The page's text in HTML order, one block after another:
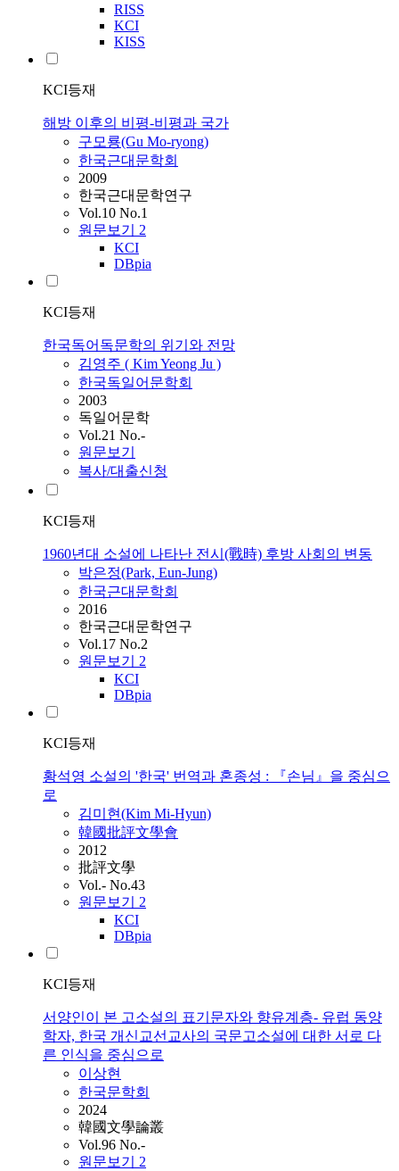
RISS
KCI
KISS
KCI등재
해방 이후의 비평-비평과 국가
구모룡(Gu Mo-ryong)
한국근대문학회
2009
한국근대문학연구
Vol.10 No.1
원문보기 2
KCI
DBpia
KCI등재
한국독어독문학의 위기와 전망
김영주 ( Kim Yeong Ju )
한국독일어문학회
2003
독일어문학
Vol.21 No.-
원문보기
복사/대출신청
KCI등재
1960년대 소설에 나타난 전시(戰時) 후방 사회의 변동
박은정(Park, Eun-Jung)
한국근대문학회
2016
한국근대문학연구
Vol.17 No.2
원문보기 2
KCI
DBpia
KCI등재
황석영 소설의 '한국' 번역과 혼종성 : 『손님』을 중심으
로
김미현(Kim Mi-Hyun)
韓國批評文學會
2012
批評文學
Vol.- No.43
원문보기 2
KCI
DBpia
KCI등재
서양인이 본 고소설의 표기문자와 향유계층- 유럽 동양
학자, 한국 개신교선교사의 국문고소설에 대한 서로 다
른 인식을 중심으로
이상현
한국문학회
2024
韓國文學論叢
Vol.96 No.-
원문보기 2